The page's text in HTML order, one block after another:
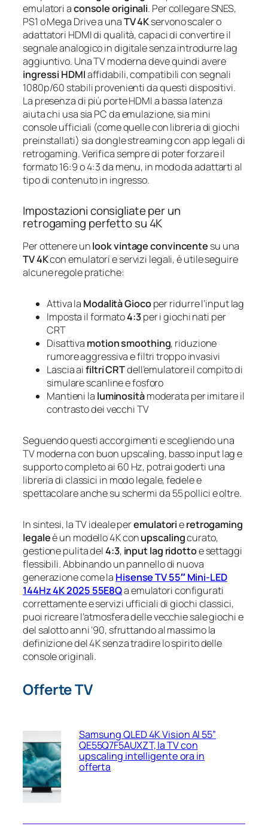
emulatori aconsole originali. Per collegare SNES,
PS1 o Mega Drive a unaTV 4Kservono scaler o
adattatori HDMI di qualità, capaci di convertire il
segnale analogico in digitale senza introdurre lag
aggiuntivo. Una TV moderna deve quindi avere
ingressi HDMIaffidabili, compatibili con segnali
1080p/60 stabili provenienti da questi dispositivi.
La presenza di più porte HDMI a bassa latenza
aiuta chi usa sia PC da emulazione, sia mini
console ufficiali (come quelle con libreria di giochi
preinstallati) sia dongle streaming con app legali di
retrogaming. Verifica sempre di poter forzare il
formato 16:9 o 4:3 da menu, in modo da adattarti al
tipo di contenuto in ingresso.
Impostazioni consigliate per un
retrogaming perfetto su 4K
Per ottenere unlook vintage convincente su una
TV 4Kcon emulatori e servizi legali, è utile seguire
alcune regole pratiche:
Attiva la Modalità Giocoper ridurre l’input lag
Imposta il formato4:3per i giochi nati per
CRT
Disattiva motion smoothing, riduzione
rumore aggressiva e filtri troppo invasivi
Lascia aifiltri CRTdell’emulatore il compito di
simulare scanline e fosforo
Mantieni la luminositàmoderata per imitare il
contrasto dei vecchi TV
Seguendo questi accorgimenti e scegliendo una
TV moderna con buon upscaling, basso input lag e
supporto completo ai 60 Hz, potrai goderti una
libreria di classici in modo legale, fedele e
spettacolare anche su schermi da 55 pollici e oltre.
In sintesi, la TV ideale peremulatorieretrogaming
legaleè un modello 4K conupscalingcurato,
gestione pulita del4:3, input lag ridottoe settaggi
flessibili. Abbinando un pannello di nuova
generazione come la Hisense TV 55″ Mini-LED
144Hz 4K 2025 55E8Qa emulatori configurati
correttamente e servizi ufficiali di giochi classici,
puoi ricreare l’atmosfera delle vecchie sale giochi e
del salotto anni ’90, sfruttando al massimo la
definizione del 4K senza tradire lo spirito delle
console originali.
Offerte TV
Samsung QLED 4K Vision AI 55”
QE55Q7F5AUXZT, la TV con
upscaling intelligente ora in
offerta